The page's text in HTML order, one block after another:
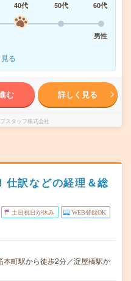
40代 50代
60代
男性
る
む 詳しく見る
スタッフ株式会社
仕訳などの経理＆総
土日祝日が休み WEB登録OK
本町駅から徒歩2分／淀屋橋駅か